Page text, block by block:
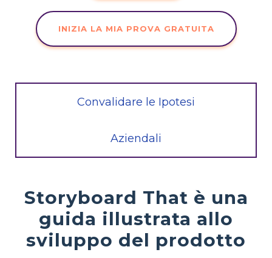
INIZIA LA MIA PROVA GRATUITA
Convalidare le Ipotesi
Aziendali
Storyboard That è una
guida illustrata allo
sviluppo del prodotto